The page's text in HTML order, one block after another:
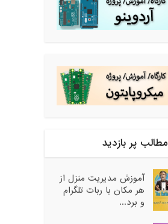
مطالب پر بازدید
آموزش مدیریت منزل از
هر مکان با ربات تلگرام
و برد...